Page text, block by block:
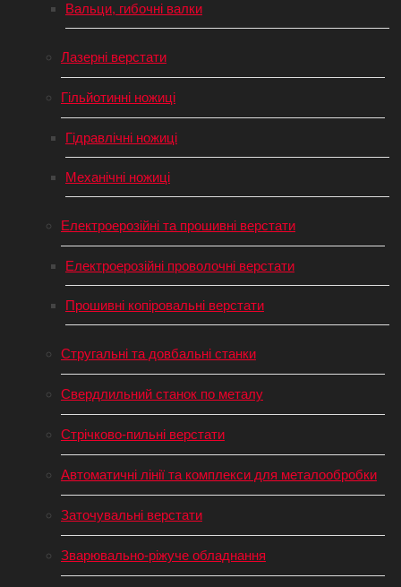
Вальци, гибочні валки
Лазерні верстати
Гільйотинні ножиці
Гідравлічні ножиці
Механічні ножиці
Електроерозійні та прошивні верстати
Електроерозійні проволочні верстати
Прошивні копіровальні верстати
Стругальні та довбальні станки
Свердлильний станок по металу
Стрічково-пильні верстати
Автоматичні лінії та комплекси для металообробки
Заточувальні верстати
Зварювально-ріжуче обладнання